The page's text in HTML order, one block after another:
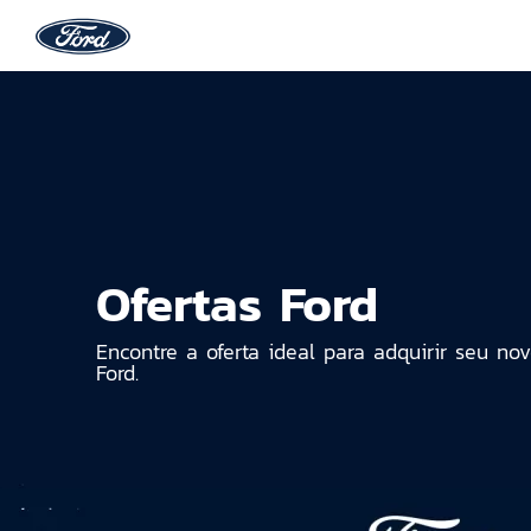
Ofertas Ford
Encontre a oferta ideal para adquirir seu
Ford.